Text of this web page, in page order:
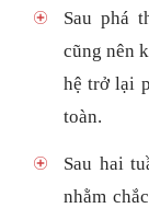
Sau phá
cũng nên
hệ trở lại
toàn.
Sau hai
nhằm